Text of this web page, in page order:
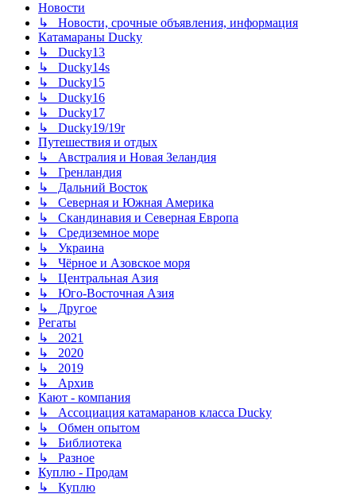
Новости
↳ Новости, срочные объявления, информация
Катамараны Ducky
↳ Ducky13
↳ Ducky14s
↳ Ducky15
↳ Ducky16
↳ Ducky17
↳ Ducky19/19r
Путешествия и отдых
↳ Австралия и Новая Зеландия
↳ Гренландия
↳ Дальний Восток
↳ Северная и Южная Америка
↳ Скандинавия и Северная Европа
↳ Средиземное море
↳ Украина
↳ Чёрное и Азовское моря
↳ Центральная Азия
↳ Юго-Восточная Азия
↳ Другое
Регаты
↳ 2021
↳ 2020
↳ 2019
↳ Архив
Кают - компания
↳ Ассоциация катамаранов класса Ducky
↳ Обмен опытом
↳ Библиотека
↳ Разное
Куплю - Продам
↳ Куплю